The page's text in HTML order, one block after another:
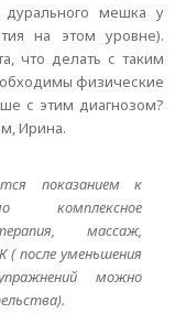
мешка у
на этом уровне).
что делать с таким
физические
с этим диагнозом?
Ирина.
показанием к
комплексное
массаж,
( после уменьшения
можно